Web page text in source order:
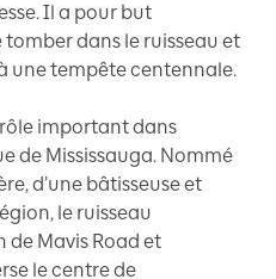
Il a pour but
dans le ruisseau et
une tempête centennale.
rôle important dans
de Mississauga. Nommé
d’une bâtisseuse et
le ruisseau
de Mavis Road et
le centre de